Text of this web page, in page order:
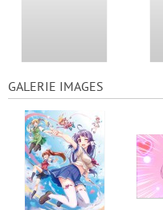
GALERIE IMAGES